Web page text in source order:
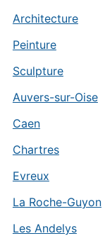
Architecture
Peinture
Sculpture
Auvers-sur-Oise
Caen
Chartres
Evreux
La Roche-Guyon
Les Andelys